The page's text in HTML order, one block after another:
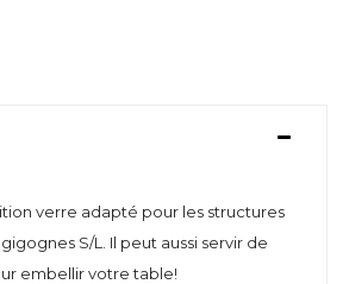
verre adapté pour les structures
S/L. Il peut aussi servir de
embellir votre table!